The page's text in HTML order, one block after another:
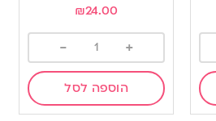
₪24.00
+
-
הוספה לסל